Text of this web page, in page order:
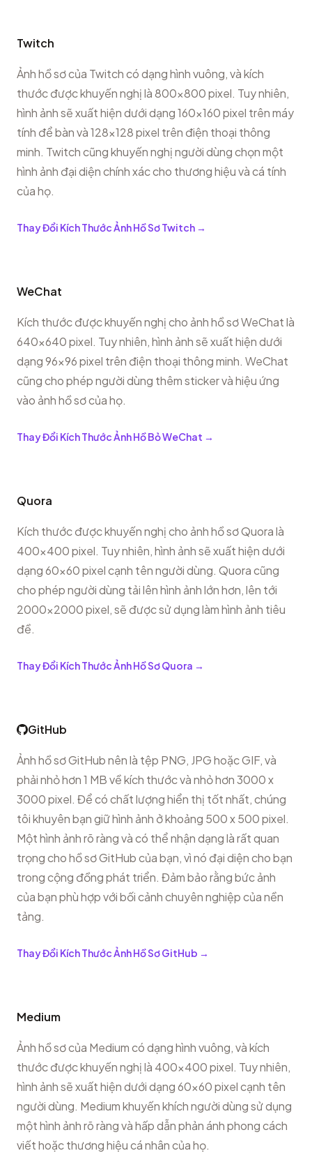
Twitch
Ảnh hồ sơ của Twitch có dạng hình vuông, và kích
thước được khuyến nghị là 800x800 pixel. Tuy nhiên,
hình ảnh sẽ xuất hiện dưới dạng 160x160 pixel trên máy
tính để bàn và 128x128 pixel trên điện thoại thông
minh. Twitch cũng khuyến nghị người dùng chọn một
hình ảnh đại diện chính xác cho thương hiệu và cá tính
của họ.
Thay Đổi Kích Thước Ảnh Hồ Sơ Twitch →
WeChat
Kích thước được khuyến nghị cho ảnh hồ sơ WeChat là
640x640 pixel. Tuy nhiên, hình ảnh sẽ xuất hiện dưới
dạng 96x96 pixel trên điện thoại thông minh. WeChat
cũng cho phép người dùng thêm sticker và hiệu ứng
vào ảnh hồ sơ của họ.
Thay Đổi Kích Thước Ảnh Hồ Bỏ WeChat →
Quora
Kích thước được khuyến nghị cho ảnh hồ sơ Quora là
400x400 pixel. Tuy nhiên, hình ảnh sẽ xuất hiện dưới
dạng 60x60 pixel cạnh tên người dùng. Quora cũng
cho phép người dùng tải lên hình ảnh lớn hơn, lên tới
2000x2000 pixel, sẽ được sử dụng làm hình ảnh tiêu
đề.
Thay Đổi Kích Thước Ảnh Hồ Sơ Quora →
GitHub
Ảnh hồ sơ GitHub nên là tệp PNG, JPG hoặc GIF, và
phải nhỏ hơn 1 MB về kích thước và nhỏ hơn 3000 x
3000 pixel. Để có chất lượng hiển thị tốt nhất, chúng
tôi khuyên bạn giữ hình ảnh ở khoảng 500 x 500 pixel.
Một hình ảnh rõ ràng và có thể nhận dạng là rất quan
trọng cho hồ sơ GitHub của bạn, vì nó đại diện cho bạn
trong cộng đồng phát triển. Đảm bảo rằng bức ảnh
của bạn phù hợp với bối cảnh chuyên nghiệp của nền
tảng.
Thay Đổi Kích Thước Ảnh Hồ Sơ GitHub →
Medium
Ảnh hồ sơ của Medium có dạng hình vuông, và kích
thước được khuyến nghị là 400x400 pixel. Tuy nhiên,
hình ảnh sẽ xuất hiện dưới dạng 60x60 pixel cạnh tên
người dùng. Medium khuyến khích người dùng sử dụng
một hình ảnh rõ ràng và hấp dẫn phản ánh phong cách
viết hoặc thương hiệu cá nhân của họ.